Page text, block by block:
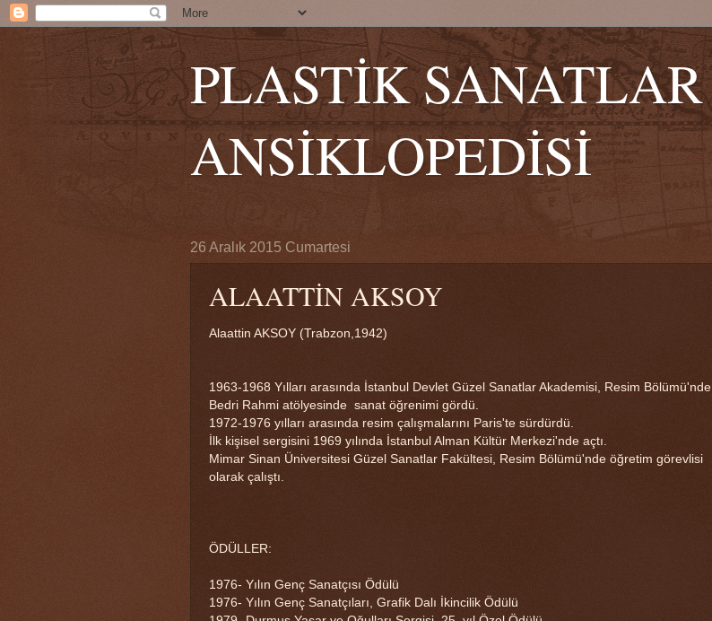
PLASTİK SANATLAR
ANSİKLOPEDİSİ
26 Aralık 2015 Cumartesi
ALAATTİN AKSOY
Alaattin AKSOY (Trabzon,1942)
1963-1968 Yılları arasında İstanbul Devlet Güzel Sanatlar Akademisi, Resim Bölümü'nde,
Bedri Rahmi atölyesinde sanat öğrenimi gördü.
1972-1976 yılları arasında resim çalışmalarını Paris'te sürdürdü.
İlk kişisel sergisini 1969 yılında İstanbul Alman Kültür Merkezi'nde açtı.
Mimar Sinan Üniversitesi Güzel Sanatlar Fakültesi, Resim Bölümü'nde öğretim görevlisi
olarak çalıştı.
ÖDÜLLER:
1976- Yılın Genç Sanatçısı Ödülü
1976- Yılın Genç Sanatçıları, Grafik Dalı İkincilik Ödülü